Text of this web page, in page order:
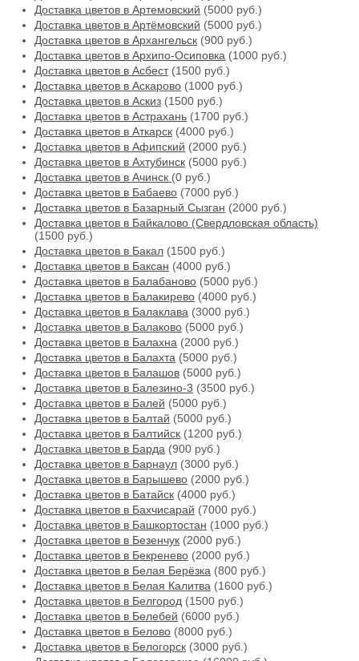
Доставка цветов в Артемовский (5000 руб.)
Доставка цветов в Артёмовский (5000 руб.)
Доставка цветов в Архангельск (900 руб.)
Доставка цветов в Архипо-Осиповка (1000 руб.)
Доставка цветов в Асбест(1500 руб.)
Доставка цветов в Аскарово (1000 руб.)
Доставка цветов в Аскиз (1500 руб.)
Доставка цветов в Астрахань (1700 руб.)
Доставка цветов в Аткарск (4000 руб.)
Доставка цветов в Афипский (2000 руб.)
Доставка цветов в Ахтубинск (5000 руб.)
Доставка цветов в Ачинск (0 руб.)
Доставка цветов в Бабаево (7000 руб.)
Доставка цветов в Базарный Сызган (2000 руб.)
Доставка цветов в Байкалово (Свердловская область)
(1500 руб.)
Доставка цветов в Бакал (1500 руб.)
Доставка цветов в Баксан (4000 руб.)
Доставка цветов в Балабаново (5000 руб.)
Доставка цветов в Балакирево (4000 руб.)
Доставка цветов в Балаклава (3000 руб.)
Доставка цветов в Балаково (5000 руб.)
Доставка цветов в Балахна (2000 руб.)
Доставка цветов в Балахта (5000 руб.)
Доставка цветов в Балашов (5000 руб.)
Доставка цветов в Балезино-3 (3500 руб.)
Доставка цветов в Балей (5000 руб.)
Доставка цветов в Балтай (5000 руб.)
Доставка цветов в Балтийск (1200 руб.)
Доставка цветов в Барда (900 руб.)
Доставка цветов в Барнаул (3000 руб.)
Доставка цветов в Барышево (2000 руб.)
Доставка цветов в Батайск (4000 руб.)
Доставка цветов в Бахчисарай (7000 руб.)
Доставка цветов в Башкортостан (1000 руб.)
Доставка цветов в Безенчук (2000 руб.)
Доставка цветов в Бекренево (2000 руб.)
Доставка цветов в Белая Берёзка (800 руб.)
Доставка цветов в Белая Калитва (1600 руб.)
Доставка цветов в Белгород (1500 руб.)
Доставка цветов в Белебей (6000 руб.)
Доставка цветов в Белово (8000 руб.)
Доставка цветов в Белогорск (3000 руб.)